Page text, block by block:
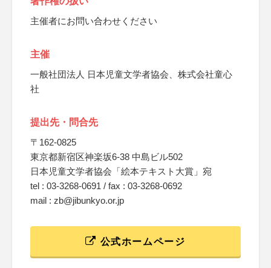
主催者にお問い合わせください
主催
一般社団法人 日本児童文学者協会、株式会社童心
社
提出先・問合先
〒162-0825
東京都新宿区神楽坂6-38 中島ビル502
日本児童文学者協会「絵本テキスト大賞」宛
tel : 03-3268-0691 / fax : 03-3268-0692
mail : zb@jibunkyo.or.jp
公式ホームページ